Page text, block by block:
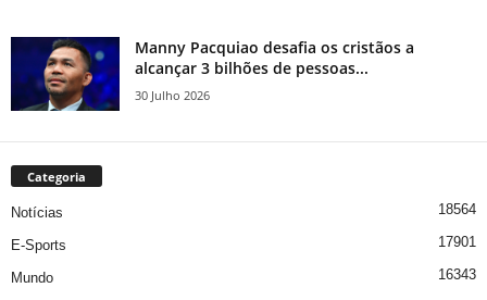
Manny Pacquiao desafia os cristãos a
alcançar 3 bilhões de pessoas...
30 Julho 2026
Categoria
Notícias 18564
E-Sports 17901
Mundo
16343